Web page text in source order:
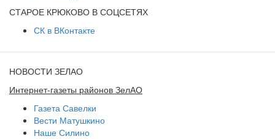
СТАРОЕ КРЮКОВО В СОЦСЕТЯХ
СК в ВКонтакте
НОВОСТИ ЗЕЛАО
Интернет-газеты районов ЗелАО
Газета Савелки
Вести Матушкино
Наше Силино